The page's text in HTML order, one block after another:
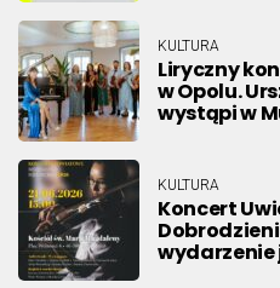
KULTURA
Liryczny
w Opolu.
wystąpi w
KULTURA
Koncert
wydarzenie